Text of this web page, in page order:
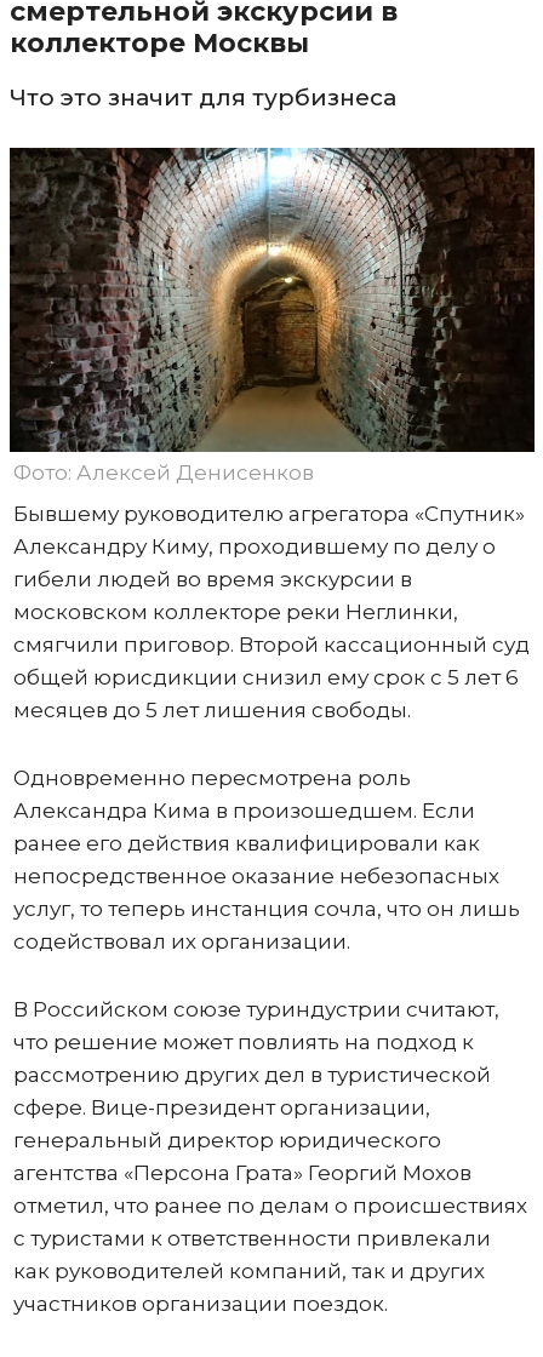
смертельной экскурсии в
коллекторе Москвы
Что это значит для турбизнеса
Фото: Алексей Денисенков
Бывшему руководителю агрегатора «Спутник»
Александру Киму, проходившему по делу о
гибели людей во время экскурсии в
московском коллекторе реки Неглинки,
смягчили приговор. Второй кассационный суд
общей юрисдикции снизил ему срок с 5 лет 6
месяцев до 5 лет лишения свободы.
Одновременно пересмотрена роль
Александра Кима в произошедшем. Если
ранее его действия квалифицировали как
непосредственное оказание небезопасных
услуг, то теперь инстанция сочла, что он лишь
содействовал их организации.
В Российском союзе туриндустрии считают,
что решение может повлиять на подход к
рассмотрению других дел в туристической
сфере. Вице-президент организации,
генеральный директор юридического
агентства «Персона Грата» Георгий Мохов
отметил, что ранее по делам о происшествиях
с туристами к ответственности привлекали
как руководителей компаний, так и других
участников организации поездок.